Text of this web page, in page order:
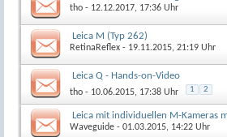
tho - 12.12.2017, 17:36 Uhr
Leica M (Typ 262)
RetinaReflex - 19.11.2015, 21:19 Uhr
Leica Q - Hands-on-Video
tho - 10.06.2015, 17:38 Uhr 1 2
Leica mit individuellen M-Kameras
Waveguide - 01.03.2015, 14:22 Uhr